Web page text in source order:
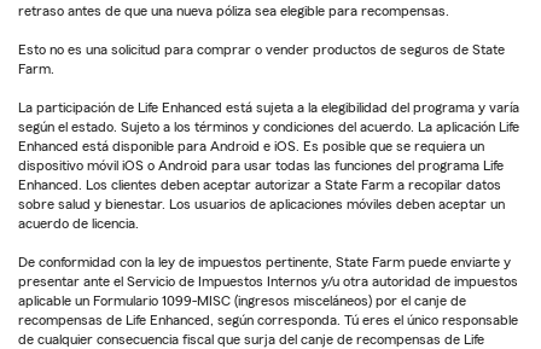
retraso antes de que una nueva póliza sea elegible para recompensas.
Esto no es una solicitud para comprar o vender productos de seguros de State
Farm.
La participación de Life Enhanced está sujeta a la elegibilidad del programa y varía
según el estado. Sujeto a los términos y condiciones del acuerdo. La aplicación Life
Enhanced está disponible para Android e iOS. Es posible que se requiera un
dispositivo móvil iOS o Android para usar todas las funciones del programa Life
Enhanced. Los clientes deben aceptar autorizar a State Farm a recopilar datos
sobre salud y bienestar. Los usuarios de aplicaciones móviles deben aceptar un
acuerdo de licencia.
De conformidad con la ley de impuestos pertinente, State Farm puede enviarte y
presentar ante el Servicio de Impuestos Internos y/u otra autoridad de impuestos
aplicable un Formulario 1099-MISC (ingresos misceláneos) por el canje de
recompensas de Life Enhanced, según corresponda. Tú eres el único responsable
de cualquier consecuencia fiscal que surja del canje de recompensas de Life